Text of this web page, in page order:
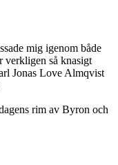
mig igenom både
verkligen så knasigt
Jonas Love Almqvist
rim av Byron och